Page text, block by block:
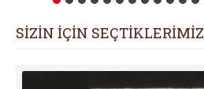
SİZİN İÇİN SEÇTİKLERİMİZ